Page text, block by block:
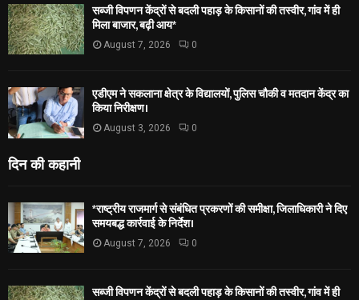
सब्जी विपणन केंद्रों से बदली पहाड़ के किसानों की तस्वीर, गांव में ही
मिला बाजार, बढ़ी आय*
August 7, 2026 0
एडीएम ने सकलाना क्षेत्र के विद्यालयों, पुलिस चौकी व मतदान केंद्र का
किया निरीक्षण।
August 3, 2026 0
दिन की कहानी
*राष्ट्रीय राजमार्ग से संबंधित प्रकरणों की समीक्षा, जिलाधिकारी ने दिए
समयबद्ध कार्रवाई के निर्देश।
August 7, 2026 0
सब्जी विपणन केंद्रों से बदली पहाड़ के किसानों की तस्वीर, गांव में ही